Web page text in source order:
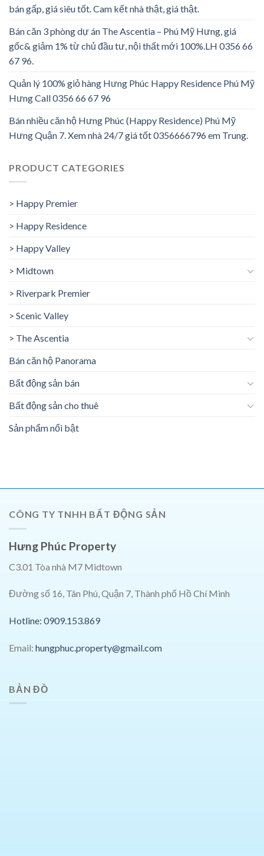
bán gấp, giá siêu tốt. Cam kết nhà thật, giá thật.
Bán căn 3 phòng dự án The Ascentia – Phú Mỹ Hưng, giá
gốc& giảm 1% từ chủ đầu tư, nội thất mới 100%.LH 0356 66
67 96.
Quản lý 100% giỏ hàng Hưng Phúc Happy Residence Phú Mỹ
Hưng Call 0356 66 67 96
Bán nhiều căn hộ Hưng Phúc (Happy Residence) Phú Mỹ
Hưng Quận 7. Xem nhà 24/7 giá tốt 0356666796 em Trung.
PRODUCT CATEGORIES
> Happy Premier
> Happy Residence
> Happy Valley
> Midtown
> Riverpark Premier
> Scenic Valley
> The Ascentia
Bán căn hộ Panorama
Bất động sản bán
Bất động sản cho thuê
Sản phẩm nổi bật
CÔNG TY TNHH BẤT ĐỘNG SẢN
Hưng Phúc Property
C3.01 Tòa nhà M7 Midtown
Đường số 16, Tân Phú, Quận 7, Thành phố Hồ Chí Minh
Hotline: 0909.153.869
Email: hungphuc.property@gmail.com
BẢN ĐỒ